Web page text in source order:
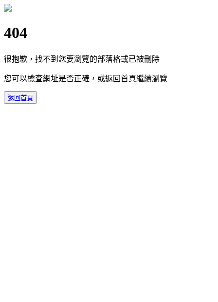
404
很抱歉，找不到您要瀏覽的部落格或已被刪除
您可以檢查網址是否正確，或返回首頁繼續瀏覽
返回首頁